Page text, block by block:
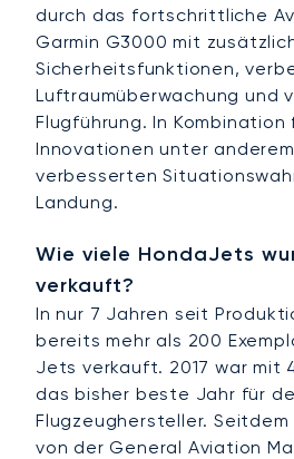
durch das fortschrittliche
Garmin G3000 mit
Sicherheitsfunktionen,
Luftraumüberwachung und
Flugführung. In Kombination
Innovationen unter
verbesserten
Landung.
Wie viele HondaJets
verkauft?
In nur 7 Jahren seit
bereits mehr als 200
Jets verkauft. 2017 war mit
das bisher beste Jahr für
Flugzeughersteller.
von der General Aviation